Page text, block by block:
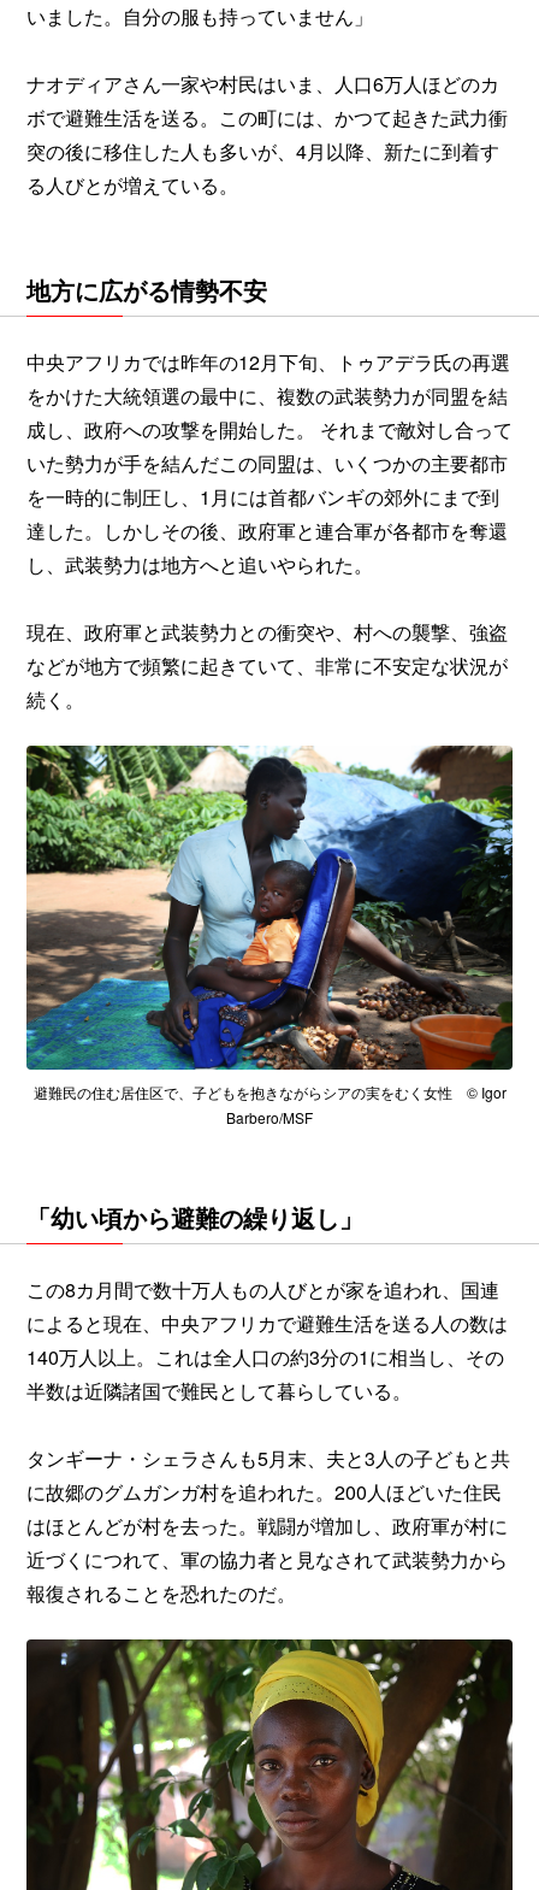
いました。自分の服も持っていません」
ナオディアさん一家や村民はいま、人口6万人ほどのカ
ボで避難生活を送る。この町には、かつて起きた武力衝
突の後に移住した人も多いが、4月以降、新たに到着す
る人びとが増えている。
地方に広がる情勢不安
中央アフリカでは昨年の12月下旬、トゥアデラ氏の再選
をかけた大統領選の最中に、複数の武装勢力が同盟を結
成し、政府への攻撃を開始した。 それまで敵対し合って
いた勢力が手を結んだこの同盟は、いくつかの主要都市
を一時的に制圧し、1月には首都バンギの郊外にまで到
達した。しかしその後、政府軍と連合軍が各都市を奪還
し、武装勢力は地方へと追いやられた。
現在、政府軍と武装勢力との衝突や、村への襲撃、強盗
などが地方で頻繁に起きていて、非常に不安定な状況が
続く。
避難民の住む居住区で、子どもを抱きながらシアの実をむく女性 © Igor
Barbero/MSF
「幼い頃から避難の繰り返し」
この8カ月間で数十万人もの人びとが家を追われ、国連
によると現在、中央アフリカで避難生活を送る人の数は
140万人以上。これは全人口の約3分の1に相当し、その
半数は近隣諸国で難民として暮らしている。
タンギーナ・シェラさんも5月末、夫と3人の子どもと共
に故郷のグムガンガ村を追われた。200人ほどいた住民
はほとんどが村を去った。戦闘が増加し、政府軍が村に
近づくにつれて、軍の協力者と見なされて武装勢力から
報復されることを恐れたのだ。